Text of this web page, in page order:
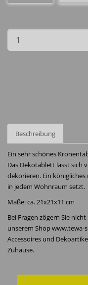
Beschreibung
Ein sehr schönes
Das Dekotablett lässt sich
dekorieren. Ein königliches
in jedem Wohnraum setzt.
Maße: ca. 21x21x11 cm
Bei Fragen zögern Sie
unserem Shop www.tewa-
Accessoires und
Zuhause.